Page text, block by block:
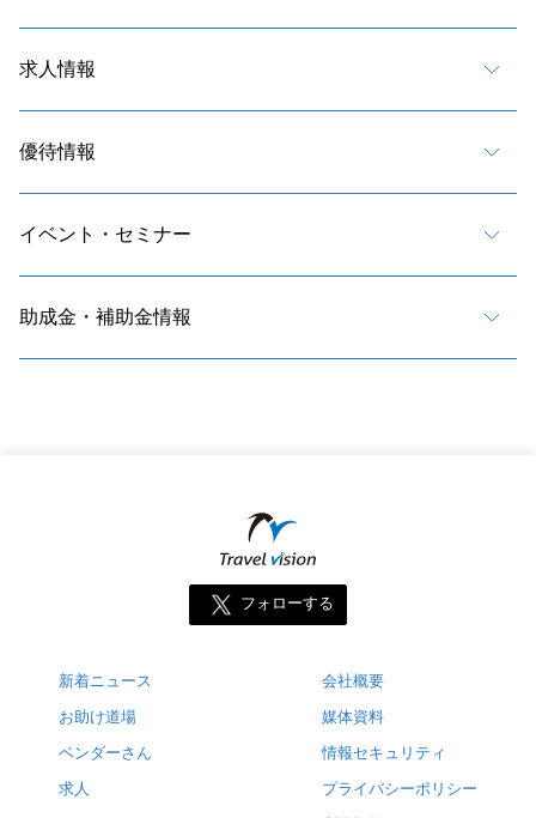
求人情報
優待情報
イベント・セミナー
助成金・補助金情報
フォローする
新着ニュース
お助け道場
ベンダーさん
求人
会社概要
媒体資料
情報セキュリティ
プライバシーポリシー